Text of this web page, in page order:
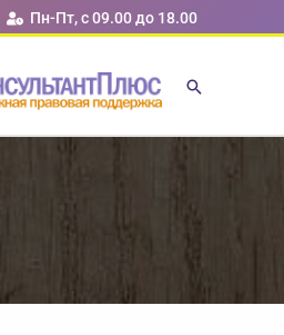
Пн-Пт, с 09.00 до 18.00